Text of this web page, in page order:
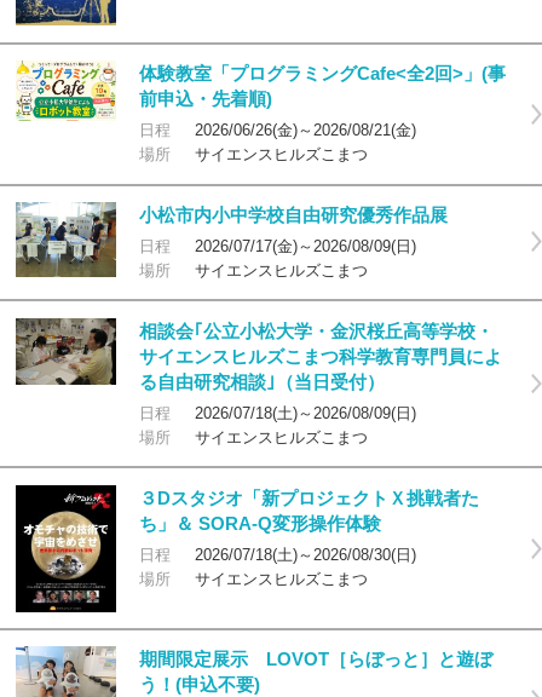
体験教室「プログラミングCafe<全2回>」(事
前申込・先着順)
日程
2026/06/26(金)～2026/08/21(金)
場所
サイエンスヒルズこまつ
小松市内小中学校自由研究優秀作品展
日程
2026/07/17(金)～2026/08/09(日)
場所
サイエンスヒルズこまつ
相談会｢公立小松大学・金沢桜丘高等学校・
サイエンスヒルズこまつ科学教育専門員によ
る自由研究相談｣（当日受付）
日程
2026/07/18(土)～2026/08/09(日)
場所
サイエンスヒルズこまつ
３Dスタジオ「新プロジェクトＸ挑戦者た
ち」＆ SORA-Q変形操作体験
日程
2026/07/18(土)～2026/08/30(日)
場所
サイエンスヒルズこまつ
期間限定展示 LOVOT［らぼっと］と遊ぼ
う！(申込不要)